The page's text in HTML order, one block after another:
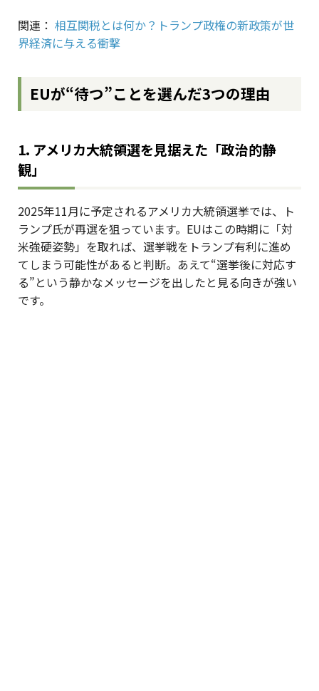
関連： 相互関税とは何か？トランプ政権の新政策が世
界経済に与える衝撃
EUが“待つ”ことを選んだ3つの理由
1. アメリカ大統領選を見据えた「政治的静
観」
2025年11月に予定されるアメリカ大統領選挙では、ト
ランプ氏が再選を狙っています。EUはこの時期に「対
米強硬姿勢」を取れば、選挙戦をトランプ有利に進め
てしまう可能性があると判断。あえて“選挙後に対応す
る”という静かなメッセージを出したと見る向きが強い
です。